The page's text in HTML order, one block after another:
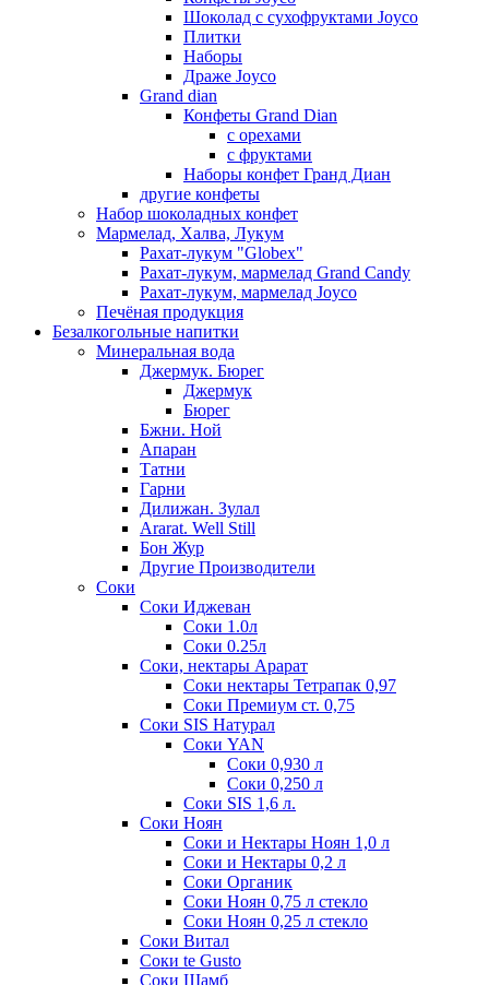
Шоколад с сухофруктами Joyco
Плитки
Наборы
Драже Joyco
Grand dian
Конфеты Grand Dian
с орехами
с фруктами
Наборы конфет Гранд Диан
другие конфеты
Набор шоколадных конфет
Мармелад, Халва, Лукум
Рахат-лукум "Globex"
Рахат-лукум, мармелад Grand Candy
Рахат-лукум, мармелад Joyco
Печёная продукция
Безалкогольные напитки
Минеральная вода
Джермук. Бюрег
Джермук
Бюрег
Бжни. Ной
Апаран
Татни
Гарни
Дилижан. Зулал
Ararat. Well Still
Бон Жур
Другие Производители
Соки
Соки Иджеван
Соки 1.0л
Соки 0.25л
Соки, нектары Арарат
Соки нектары Тетрапак 0,97
Соки Премиум ст. 0,75
Соки SIS Натурал
Соки YAN
Соки 0,930 л
Соки 0,250 л
Соки SIS 1,6 л.
Соки Ноян
Соки и Нектары Ноян 1,0 л
Соки и Нектары 0,2 л
Соки Органик
Соки Ноян 0,75 л стекло
Соки Ноян 0,25 л стекло
Соки Витал
Соки te Gusto
Соки Шамб